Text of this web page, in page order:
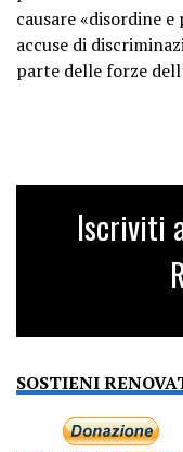
causare «disordine
accuse di
parte delle forze
Iscriviti
SOSTIENI